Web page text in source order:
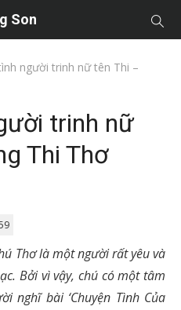
Son
người trinh nữ tên Thi –
trinh nữ
Thi Thơ
Thơ là một người rất yêu và
Bởi vì vậy, chú có một tâm
nghĩ bài ‘Chuyện Tình Của